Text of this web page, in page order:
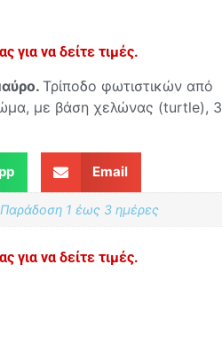
για να δείτε τιμές.
Τρίποδο φωτιστικών από
με βάση χελώνας (turtle), 3
Email
1 έως 3 ημέρες
για να δείτε τιμές.